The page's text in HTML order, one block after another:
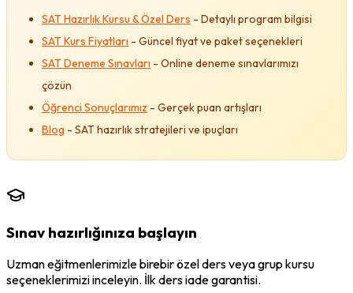
SAT Hazırlık Kursu & Özel Ders - Detaylı program bilgisi
SAT Kurs Fiyatları - Güncel fiyat ve paket seçenekleri
SAT Deneme Sınavları - Online deneme sınavlarımızı
çözün
Öğrenci Sonuçlarımız - Gerçek puan artışları
Blog - SAT hazırlık stratejileri ve ipuçları
Sınav hazırlığınıza başlayın
Uzman eğitmenlerimizle birebir özel ders veya grup kursu
seçeneklerimizi inceleyin. İlk ders iade garantisi.